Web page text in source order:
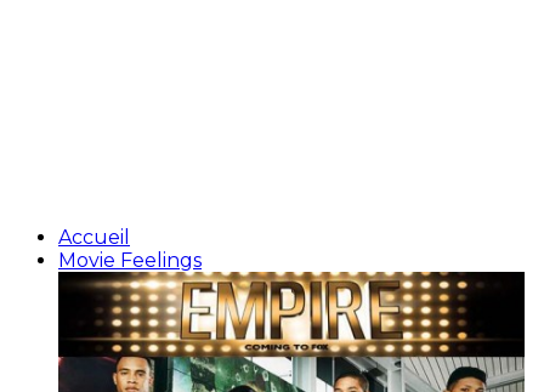
Accueil
Movie Feelings